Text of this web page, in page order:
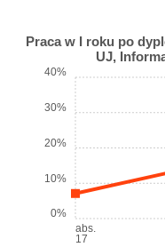
Praca w I roku po
UJ,
abs.
17
0%
10%
20%
30%
40%